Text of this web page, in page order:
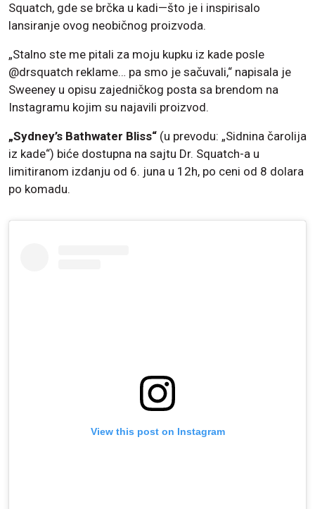
Squatch, gde se brčka u kadi—što je i inspirisalo
lansiranje ovog neobičnog proizvoda.
„Stalno ste me pitali za moju kupku iz kade posle
@drsquatch reklame… pa smo je sačuvali,“ napisala je
Sweeney u opisu zajedničkog posta sa brendom na
Instagramu kojim su najavili proizvod.
„Sydney’s Bathwater Bliss“ (u prevodu: „Sidnina čarolija
iz kade“) biće dostupna na sajtu Dr. Squatch-a u
limitiranom izdanju od 6. juna u 12h, po ceni od 8 dolara
po komadu.
View this post on Instagram